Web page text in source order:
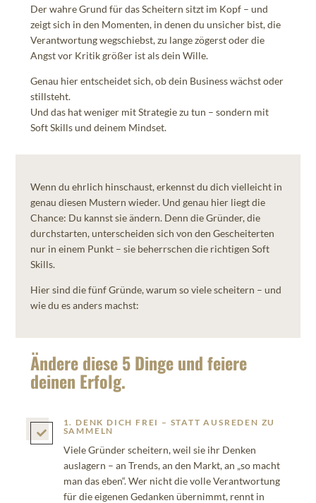
Der wahre Grund für das Scheitern sitzt im Kopf – und
zeigt sich in den Momenten, in denen du unsicher bist, die
Verantwortung wegschiebst, zu lange zögerst oder die
Angst vor Kritik größer ist als dein Wille.
Genau hier entscheidet sich, ob dein Business wächst oder
stillsteht.
Und das hat weniger mit Strategie zu tun – sondern mit
Soft Skills und deinem Mindset.
Wenn du ehrlich hinschaust, erkennst du dich vielleicht in
genau diesen Mustern wieder. Und genau hier liegt die
Chance: Du kannst sie ändern. Denn die Gründer, die
durchstarten, unterscheiden sich von den Gescheiterten
nur in einem Punkt – sie beherrschen die richtigen Soft
Skills.
Hier sind die fünf Gründe, warum so viele scheitern – und
wie du es anders machst:
Ändere diese 5 Dinge und feiere
deinen Erfolg.

1. DENK DICH FREI – STATT AUSREDEN ZU
SAMMELN
Viele Gründer scheitern, weil sie ihr Denken
auslagern – an Trends, an den Markt, an „so macht
man das eben“. Wer nicht die volle Verantwortung
für die eigenen Gedanken übernimmt, rennt in